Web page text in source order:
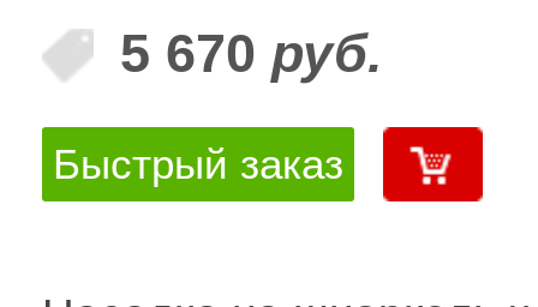
5 670 руб.
Быстрый заказ